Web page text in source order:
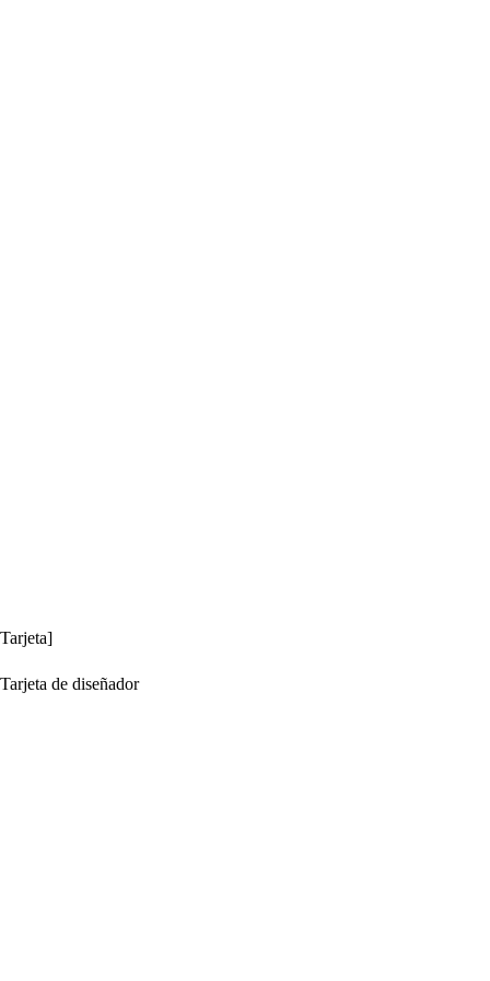
Tarjeta]
Tarjeta de diseñador